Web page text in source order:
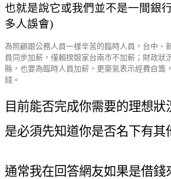
也就是說它或我們並不是一間銀
多人誤會)
為照顧跟公務人員一樣辛苦的臨時人員，台中、
員同步加薪，僅賴揆娘家台南市不加薪；財政狀
縣，也要為臨時人員加薪，更豪氣表示經費自籌
錢。
目前能否完成你需要的理想
是必須先知道你是否名下有其
通常我在回答網友如果是借錢